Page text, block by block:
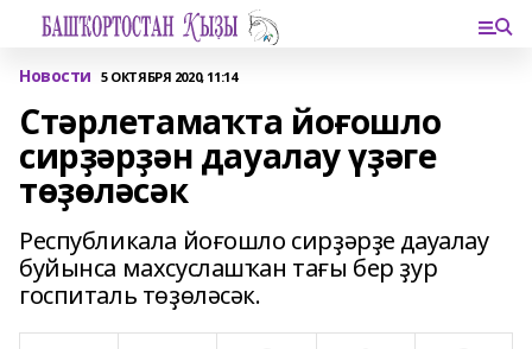
Новости 5 ОКТЯБРЯ 2020, 11:14
Стәрлетамаҡта йоғошло
сирҙәрҙән дауалау үҙәге
төҙөләсәк
Республикала йоғошло сирҙәрҙе дауалау
буйынса махсуслашҡан тағы бер ҙур
госпиталь төҙөләсәк.